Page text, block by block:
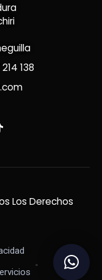
138
Los Derechos
.